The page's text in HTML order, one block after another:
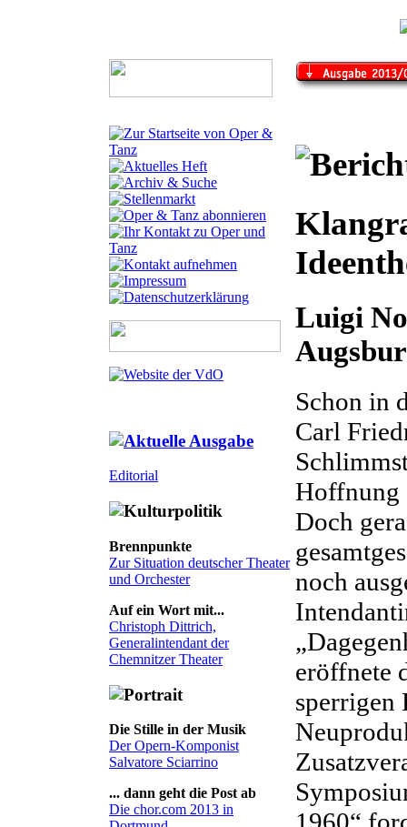
Editorial
Brennpunkte
Zur Situation deutscher Theater
und Orchester
Auf ein Wort mit...
Christoph Dittrich,
Generalintendant der
Chemnitzer Theater
Die Stille in der Musik
Der Opern-Komponist
Salvatore Sciarrino
... dann geht die Post ab
Die chor.com 2013 in
Luigi
Schon in
Carl
Hoffnung
Doch
noch
eröffnete
sperrigen